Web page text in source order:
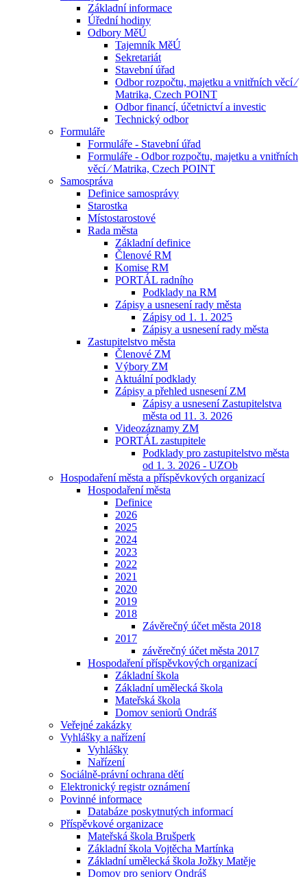
Základní informace
Úřední hodiny
Odbory MěÚ
Tajemník MěÚ
Sekretariát
Stavební úřad
Odbor rozpočtu, majetku a vnitřních věcí ⁄
Matrika, Czech POINT
Odbor financí, účetnictví a investic
Technický odbor
Formuláře
Formuláře - Stavební úřad
Formuláře - Odbor rozpočtu, majetku a vnitřních
věcí ⁄ Matrika, Czech POINT
Samospráva
Definice samosprávy
Starostka
Místostarostové
Rada města
Základní definice
Členové RM
Komise RM
PORTÁL radního
Podklady na RM
Zápisy a usnesení rady města
Zápisy od 1. 1. 2025
Zápisy a usnesení rady města
Zastupitelstvo města
Členové ZM
Výbory ZM
Aktuální podklady
Zápisy a přehled usnesení ZM
Zápisy a usnesení Zastupitelstva
města od 11. 3. 2026
Videozáznamy ZM
PORTÁL zastupitele
Podklady pro zastupitelstvo města
od 1. 3. 2026 - UZOb
Hospodaření města a příspěvkových organizací
Hospodaření města
Definice
2026
2025
2024
2023
2022
2021
2020
2019
2018
Závěrečný účet města 2018
2017
závěrečný účet města 2017
Hospodaření příspěvkových organizací
Základní škola
Základní umělecká škola
Mateřská škola
Domov seniorů Ondráš
Veřejné zakázky
Vyhlášky a nařízení
Vyhlášky
Nařízení
Sociálně-právní ochrana dětí
Elektronický registr oznámení
Povinné informace
Databáze poskytnutých informací
Příspěvkové organizace
Mateřská škola Brušperk
Základní škola Vojtěcha Martínka
Základní umělecká škola Jožky Matěje
Domov pro seniory Ondráš